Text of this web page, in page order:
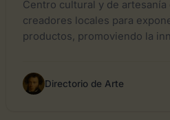
Centro cultural y de
creadores locales para
productos, promoviendo la
Directorio de Arte